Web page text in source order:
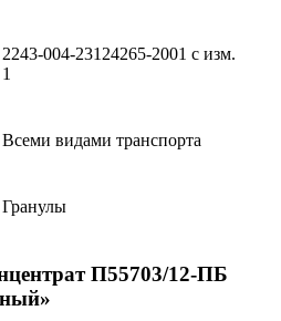
2243-004-23124265-2001 с изм.
1
Всеми видами транспорта
Гранулы
П55703/12-ПБ